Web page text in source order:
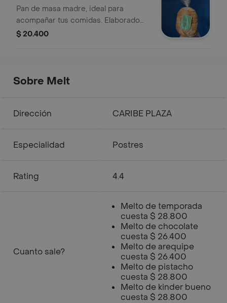
Pan de masa madre, ideal para
acompañar tus comidas. Elaborado
con fermentación natural.
$ 20.400
Sobre Melt
Dirección CARIBE PLAZA
Especialidad Postres
Rating 4.4
Cuanto sale?
Melto de temporada
cuesta $ 28.800
Melto de chocolate
cuesta $ 26.400
Melto de arequipe
cuesta $ 26.400
Melto de pistacho
cuesta $ 28.800
Melto de kinder bueno
cuesta $ 28.800